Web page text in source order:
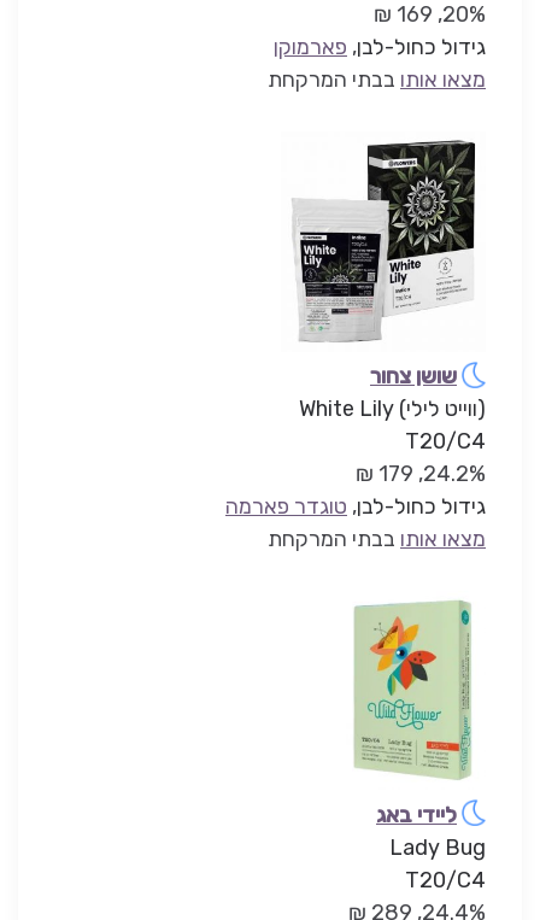
20%, 169 ₪
גידול כחול-לבן, פארמוקן
מצאו אותו בבתי המרקחת
שושן צחור
(ווייט לילי) White Lily
T20/C4
24.2%, 179 ₪
גידול כחול-לבן, טוגדר פארמה
מצאו אותו בבתי המרקחת
ליידי באג
Lady Bug
T20/C4
24.4%, 289 ₪